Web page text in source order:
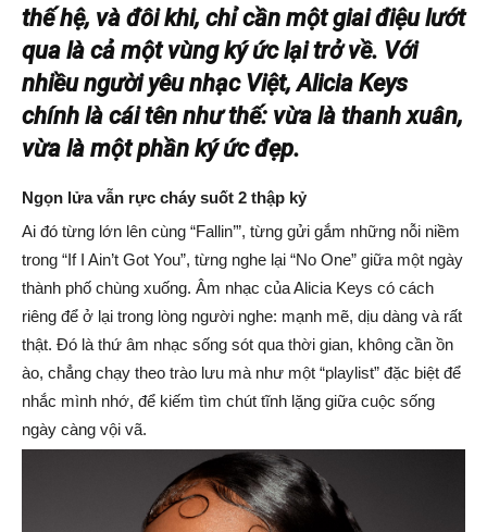
thế hệ, và đôi khi, chỉ cần một giai điệu lướt
qua là cả một vùng ký ức lại trở về. Với
nhiều người yêu nhạc Việt, Alicia Keys
chính là cái tên như thế: vừa là thanh xuân,
vừa là một phần ký ức đẹp.
Ngọn lửa vẫn rực cháy suốt 2 thập kỷ
Ai đó từng lớn lên cùng “Fallin’”, từng gửi gắm những nỗi niềm
trong “If I Ain’t Got You”, từng nghe lại “No One” giữa một ngày
thành phố chùng xuống. Âm nhạc của Alicia Keys có cách
riêng để ở lại trong lòng người nghe: mạnh mẽ, dịu dàng và rất
thật. Đó là thứ âm nhạc sống sót qua thời gian, không cần ồn
ào, chẳng chạy theo trào lưu mà như một “playlist” đặc biệt để
nhắc mình nhớ, để kiếm tìm chút tĩnh lặng giữa cuộc sống
ngày càng vội vã.